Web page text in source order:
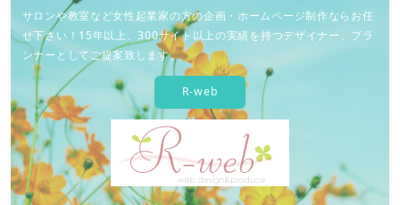
サロンや教室など女性起業家の方の企画・ホームページ制作ならお任
せ下さい！15年以上、300サイト以上の実績を持つデザイナー、プラ
ンナーとしてご提案致します。
R-web